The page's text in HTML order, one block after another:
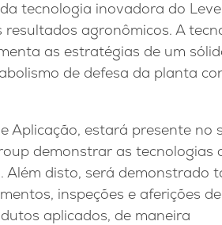
tecnologia inovadora do
agronômicos. A
as estratégias de um
de defesa da planta
Aplicação, estará presente no
demonstrar as tecnologias
disto, será demonstrado
inspeções e aferições
aplicados, de maneira